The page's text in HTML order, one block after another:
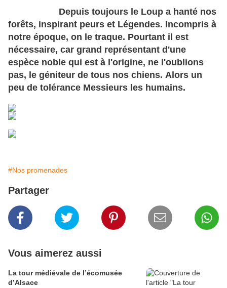
Depuis toujours le Loup a hanté nos
forêts, inspirant peurs et Légendes. Incompris à
notre époque, on le traque. Pourtant il est
nécessaire, car grand représentant d'une
espèce noble qui est à l'origine, ne l'oublions
pas, le géniteur de tous nos chiens. Alors un
peu de tolérance Messieurs les humains.
#Nos promenades
Partager
Vous aimerez aussi
La tour médiévale de l’écomusée
d’Alsace